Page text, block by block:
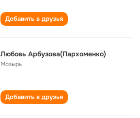
Добавить в друзья
Любовь Арбузова(Пархоменко)
Мозырь
Добавить в друзья